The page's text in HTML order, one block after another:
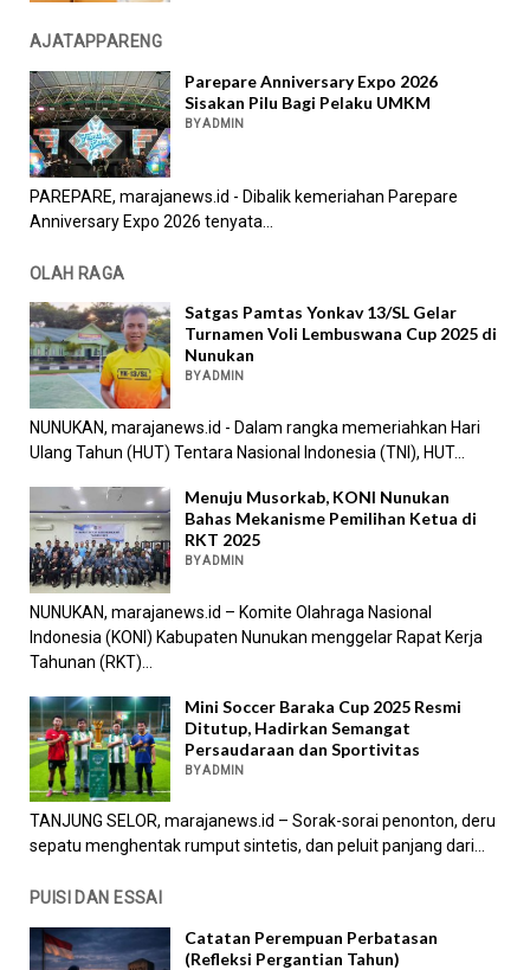
AJATAPPARENG
Parepare Anniversary Expo 2026
Sisakan Pilu Bagi Pelaku UMKM
BY ADMIN
PAREPARE, marajanews.id - Dibalik kemeriahan Parepare
Anniversary Expo 2026 tenyata...
OLAH RAGA
Satgas Pamtas Yonkav 13/SL Gelar
Turnamen Voli Lembuswana Cup 2025 di
Nunukan
BY ADMIN
NUNUKAN, marajanews.id - Dalam rangka memeriahkan Hari
Ulang Tahun (HUT) Tentara Nasional Indonesia (TNI), HUT...
Menuju Musorkab, KONI Nunukan
Bahas Mekanisme Pemilihan Ketua di
RKT 2025
BY ADMIN
NUNUKAN, marajanews.id – Komite Olahraga Nasional
Indonesia (KONI) Kabupaten Nunukan menggelar Rapat Kerja
Tahunan (RKT)...
Mini Soccer Baraka Cup 2025 Resmi
Ditutup, Hadirkan Semangat
Persaudaraan dan Sportivitas
BY ADMIN
TANJUNG SELOR, marajanews.id – Sorak-sorai penonton, deru
sepatu menghentak rumput sintetis, dan peluit panjang dari...
PUISI DAN ESSAI
Catatan Perempuan Perbatasan
(Refleksi Pergantian Tahun)